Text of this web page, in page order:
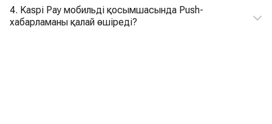
4. Kaspi Pay мобильді қосымшасында Push-
хабарламаны қалай өшіреді?